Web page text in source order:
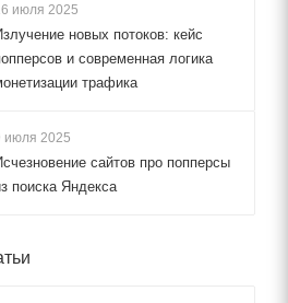
июля 2025
новых потоков: кейс
и современная логика
трафика
июля 2025
сайтов про попперсы
поиска Яндекса